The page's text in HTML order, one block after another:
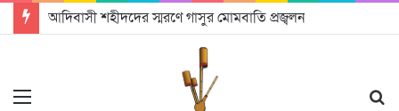
আদিবাসী শহীদদের স্মরণে গাসুর মোমবাতি প্রজ্বলন